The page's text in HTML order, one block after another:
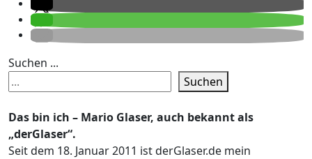
Suchen ...
Suchen
Das bin ich – Mario Glaser, auch bekannt als
„derGlaser“.
Seit dem 18. Januar 2011 ist derGlaser.de mein